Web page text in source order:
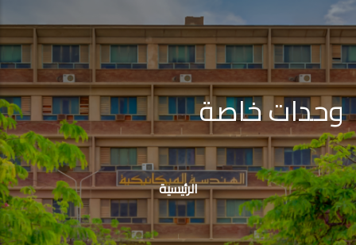
وحدات خاصة
مسار
التنقل
الرئيسية